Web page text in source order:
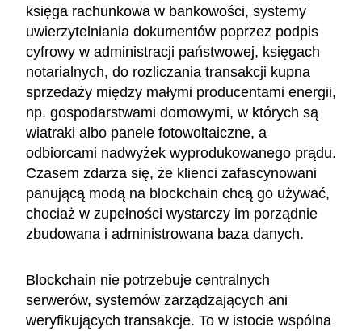
księga rachunkowa w bankowości, systemy
uwierzytelniania dokumentów poprzez podpis
cyfrowy w administracji państwowej, księgach
notarialnych, do rozliczania transakcji kupna
sprzedaży między małymi producentami energii,
np. gospodarstwami domowymi, w których są
wiatraki albo panele fotowoltaiczne, a
odbiorcami nadwyżek wyprodukowanego prądu.
Czasem zdarza się, że klienci zafascynowani
panującą modą na blockchain chcą go używać,
chociaż w zupełności wystarczy im porządnie
zbudowana i administrowana baza danych.
Blockchain nie potrzebuje centralnych
serwerów, systemów zarządzających ani
weryfikujących transakcje. To w istocie wspólna